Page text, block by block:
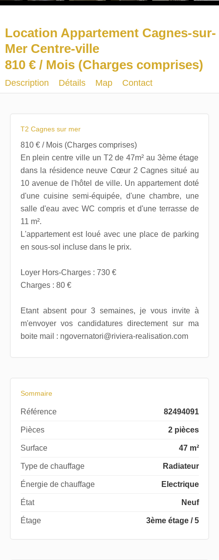
Location Appartement Cagnes-sur-
Mer Centre-ville
810 € / Mois (Charges comprises)
Description Détails Map Contact
T2 Cagnes sur mer
810 € / Mois (Charges comprises)
En plein centre ville un T2 de 47m² au 3ème étage
dans la résidence neuve Cœur 2 Cagnes situé au
10 avenue de l'hôtel de ville. Un appartement doté
d'une cuisine semi-équipée, d'une chambre, une
salle d'eau avec WC compris et d'une terrasse de
11 m².
L'appartement est loué avec une place de parking
en sous-sol incluse dans le prix.
Loyer Hors-Charges : 730 €
Charges : 80 €
Etant absent pour 3 semaines, je vous invite à
m'envoyer vos candidatures directement sur ma
boite mail : ngovernatori@riviera-realisation.com
Sommaire
Référence 82494091
Pièces 2 pièces
Surface 47 m²
Type de chauffage Radiateur
Énergie de chauffage Electrique
État Neuf
Étage 3ème étage / 5